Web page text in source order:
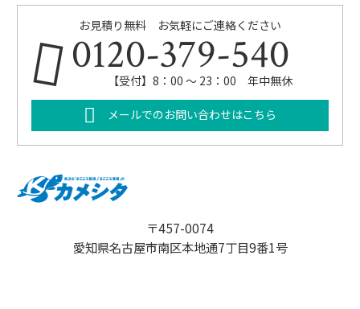
お見積り無料 お気軽にご連絡ください
0120-379-540
【受付】8：00 ～ 23：00 年中無休
メールでのお問い合わせはこちら
〒457-0074
愛知県名古屋市南区本地通7丁目9番1号